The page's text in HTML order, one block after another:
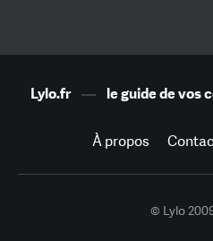
Lylo.fr— le guide de vos
À propos
© Lylo